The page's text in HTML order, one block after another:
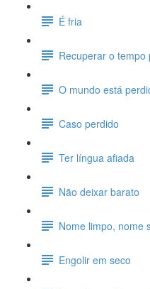
É fria
Recuperar o tempo
O mundo está
Caso perdido
Ter língua afiada
Não deixar barato
Nome limpo, nome
Engolir em seco